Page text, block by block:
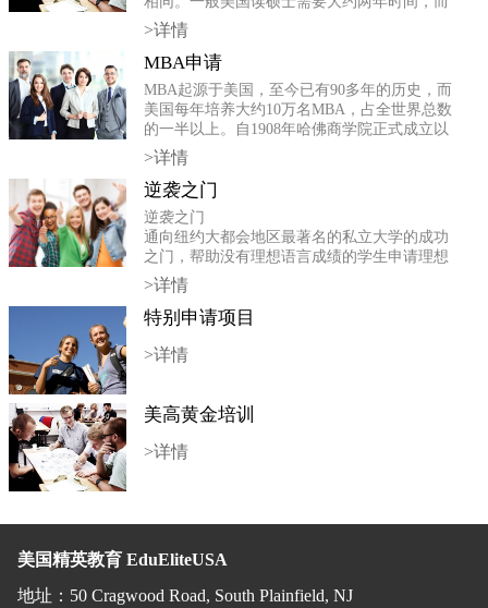
博士可能需要五至八年时间。
>详情
MBA申请
MBA起源于美国，至今已有90多年的历史，而
美国每年培养大约10万名MBA，占全世界总数
的一半以上。自1908年哈佛商学院正式成立以
来，美国MBA毕业生已超过100万人，他们活跃
在金融、流通、生产各个领域，是美国工商界
不可缺少的主角。
>详情
逆袭之门
逆袭之门
通向纽约大都会地区最著名的私立大学的成功
之门，帮助没有理想语言成绩的学生申请理想
的大学。
>详情
特别申请项目
>详情
美高黄金培训
>详情
美国精英教育 EduEliteUSA
地址 ： 50 Cragwood Road, South Plainfield, NJ